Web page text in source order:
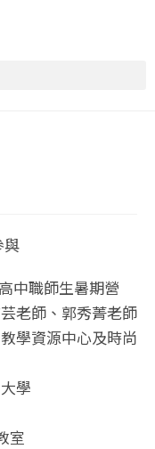
與
中職師生暑期營
老師、郭秀菁老師
學資源中心及時尚
學
室